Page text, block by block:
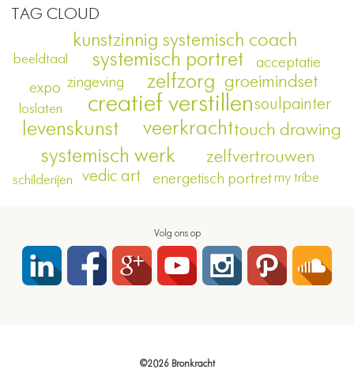
TAG CLOUD
creatief verstillen
veerkracht
zelfzorg
systemisch portret
systemisch werk
levenskunst
kunstzinnig systemisch coach
zelfvertrouwen
touch drawing
groeimindset
soulpainter
vedic art
zingeving
energetisch portret
acceptatie
expo
beeldtaal
loslaten
my tribe
schilderijen
Volg ons op
©2026 Bronkracht